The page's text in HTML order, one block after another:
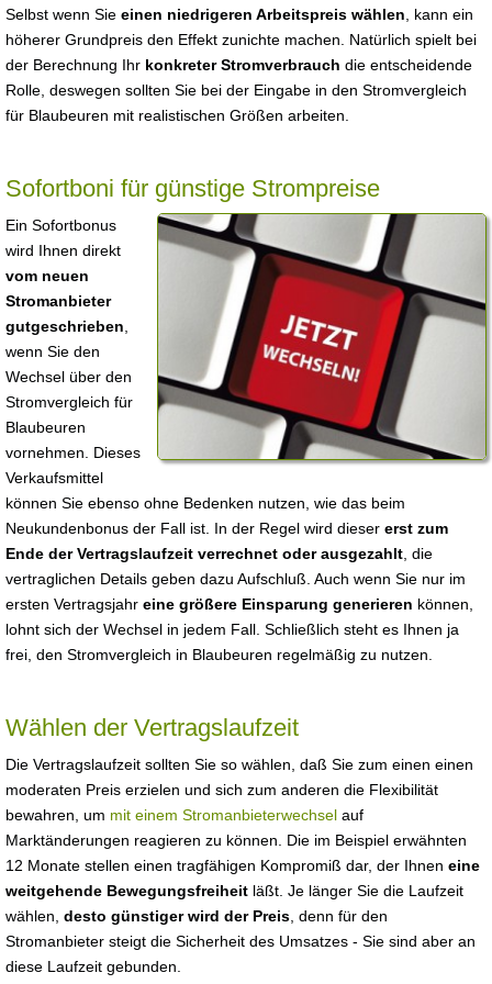
Selbst wenn Sie einen niedrigeren Arbeitspreis wählen , kann ein
höherer Grundpreis den Effekt zunichte machen. Natürlich spielt bei
der Berechnung Ihr konkreter Stromverbrauch die entscheidende
Rolle, deswegen sollten Sie bei der Eingabe in den Stromvergleich
für Blaubeuren mit realistischen Größen arbeiten.
Sofortboni für günstige Strompreise
Ein Sofortbonus
wird Ihnen direkt
vom neuen
Stromanbieter
gutgeschrieben
wenn Sie den
Wechsel über den
Stromvergleich für
Blaubeuren
vornehmen. Dieses
Verkaufsmittel
können Sie ebenso ohne Bedenken nutzen, wie das beim
Neukundenbonus der Fall ist. In der Regel wird dieser erst zum
Ende der Vertragslaufzeit verrechnet oder ausgezahlt , die
vertraglichen Details geben dazu Aufschluß. Auch wenn Sie nur im
ersten Vertragsjahr eine größere Einsparung generieren können,
lohnt sich der Wechsel in jedem Fall. Schließlich steht es Ihnen ja
frei, den Stromvergleich in Blaubeuren regelmäßig zu nutzen.
Wählen der Vertragslaufzeit
Die Vertragslaufzeit sollten Sie so wählen, daß Sie zum einen einen
moderaten Preis erzielen und sich zum anderen die Flexibilität
bewahren, um mit einem Stromanbieterwechsel auf
Marktänderungen reagieren zu können. Die im Beispiel erwähnten
12 Monate stellen einen tragfähigen Kompromiß dar, der Ihnen eine
weitgehende Bewegungsfreiheit läßt. Je länger Sie die Laufzeit
wählen, desto günstiger wird der Preis , denn für den
Stromanbieter steigt die Sicherheit des Umsatzes - Sie sind aber an
diese Laufzeit gebunden.